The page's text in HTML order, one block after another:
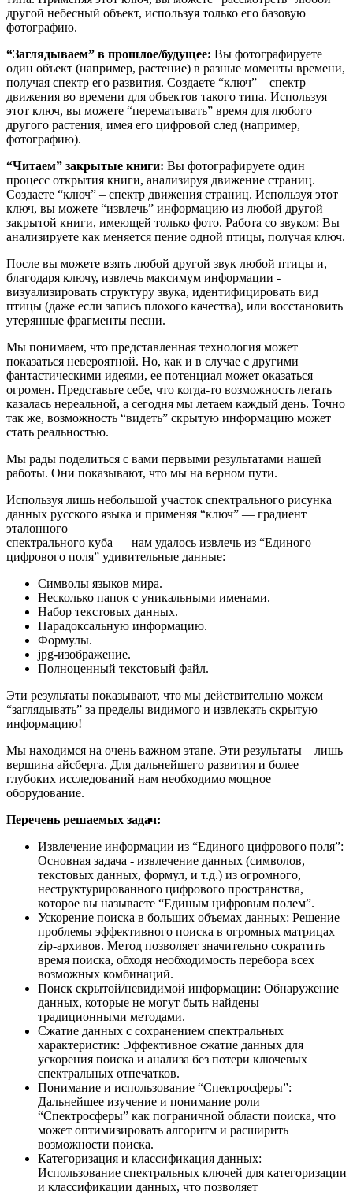
другой небесный объект, используя только его базовую
фотографию.
“Заглядываем” в прошлое/будущее: Вы фотографируете
один объект (например, растение) в разные моменты времени,
получая спектр его развития. Создаете “ключ” – спектр
движения во времени для объектов такого типа. Используя
этот ключ, вы можете “перематывать” время для любого
другого растения, имея его цифровой след (например,
фотографию).
“Читаем” закрытые книги: Вы фотографируете один
процесс открытия книги, анализируя движение страниц.
Создаете “ключ” – спектр движения страниц. Используя этот
ключ, вы можете “извлечь” информацию из любой другой
закрытой книги, имеющей только фото. Работа со звуком: Вы
анализируете как меняется пение одной птицы, получая ключ.
После вы можете взять любой другой звук любой птицы и,
благодаря ключу, извлечь максимум информации -
визуализировать структуру звука, идентифицировать вид
птицы (даже если запись плохого качества), или восстановить
утерянные фрагменты песни.
Мы понимаем, что представленная технология может
показаться невероятной. Но, как и в случае с другими
фантастическими идеями, ее потенциал может оказаться
огромен. Представьте себе, что когда-то возможность летать
казалась нереальной, а сегодня мы летаем каждый день. Точно
так же, возможность “видеть” скрытую информацию может
стать реальностью.
Мы рады поделиться с вами первыми результатами нашей
работы. Они показывают, что мы на верном пути.
Используя лишь небольшой участок спектрального рисунка
данных русского языка и применяя “ключ” — градиент
эталонного
спектрального куба — нам удалось извлечь из “Единого
цифрового поля” удивительные данные:
Символы языков мира.
Несколько папок с уникальными именами.
Набор текстовых данных.
Парадоксальную информацию.
Формулы.
jpg-изображение.
Полноценный текстовый файл.
Эти результаты показывают, что мы действительно можем
“заглядывать” за пределы видимого и извлекать скрытую
информацию!
Мы находимся на очень важном этапе. Эти результаты – лишь
вершина айсберга. Для дальнейшего развития и более
глубоких исследований нам необходимо мощное
оборудование.
Перечень решаемых задач:
Извлечение информации из “Единого цифрового поля”:
Основная задача - извлечение данных (символов,
текстовых данных, формул, и т.д.) из огромного,
неструктурированного цифрового пространства,
которое вы называете “Единым цифровым полем”.
Ускорение поиска в больших объемах данных: Решение
проблемы эффективного поиска в огромных матрицах
zip-архивов. Метод позволяет значительно сократить
время поиска, обходя необходимость перебора всех
возможных комбинаций.
Поиск скрытой/невидимой информации: Обнаружение
данных, которые не могут быть найдены
традиционными методами.
Сжатие данных с сохранением спектральных
характеристик: Эффективное сжатие данных для
ускорения поиска и анализа без потери ключевых
спектральных отпечатков.
Понимание и использование “Спектросферы”:
Дальнейшее изучение и понимание роли
“Спектросферы” как пограничной области поиска, что
может оптимизировать алгоритм и расширить
возможности поиска.
Категоризация и классификация данных:
Использование спектральных ключей для категоризации
и классификации данных, что позволяет